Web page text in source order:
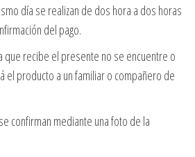
día se realizan de dos hora a dos horas
del pago.
que recibe el presente no se encuentre o
el producto a un familiar o compañero de
confirman mediante una foto de la